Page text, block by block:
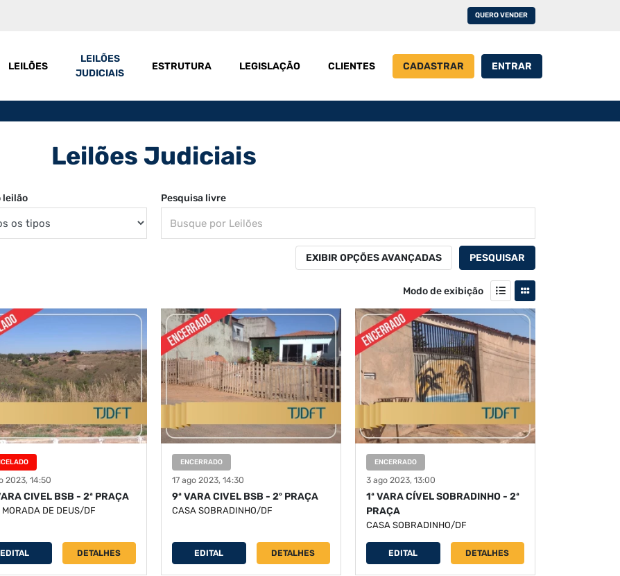
QUERO VENDER
LEILÕES
LEILÕES
JUDICIAIS
ESTRUTURA LEGISLAÇÃO CLIENTES CADASTRAR ENTRAR
Leilões Judiciais
leilão Pesquisa livre
EXIBIR OPÇÕES AVANÇADAS PESQUISAR
Modo de exibição
2023, 14:50
CIVEL BSB - 2ª PRAÇA
MORADA DE DEUS/DF
EDITAL DETALHES
ENCERRADO
17 ago 2023, 14:30
9ª VARA CIVEL BSB - 2º PRAÇA
CASA SOBRADINHO/DF
EDITAL DETALHES
ENCERRADO
3 ago 2023, 13:00
1ª VARA CÍVEL SOBRADINHO - 2ª
PRAÇA
CASA SOBRADINHO/DF
EDITAL DETALHES